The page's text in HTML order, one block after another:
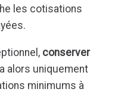
les cotisations
.
conserver
alors uniquement
minimums à